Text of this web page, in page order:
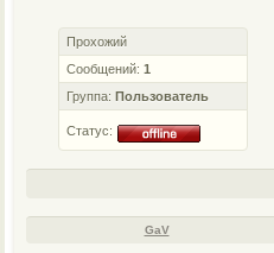
Прохожий
Сообщений: 1
Группа: Пользователь
Статус:
GaV